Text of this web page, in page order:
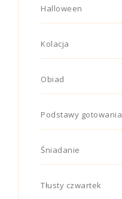
Halloween
Kolacja
Obiad
Podstawy gotowania
Śniadanie
Tłusty czwartek